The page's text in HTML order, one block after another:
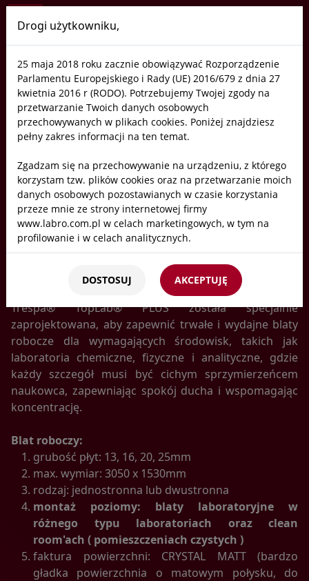
Labro
Trespa® TopLab® PLUS do
laboratoriów, przemysłu i clean
room'ów. Materiał idealny!
Trespa® TopLab®PLUS została specjalnie
zaprojektowana, aby zapewnić trwałe i wydajne blaty
robocze dla wymagających środowisk, takich jak
laboratoria chemiczne, fizyczne i analityczne, gdzie
każdy szczegół musi być cichym sprzymierzeńcem
naukowca, zapewniając spokój ducha i wspomagając
koncentrację. Blaty z TrespaTopLab plus polecamy
wszędzie tam fdzie wymagana jest wysoka jakość,
odpornośc mechaniczna, chemoodporność i czystość
Trespa® TopLab® PLUS została specjalnie
zaprojektowana, aby zapewnić trwałe i wydajne blaty
robocze dla wymagających środowisk, takich jak
laboratoria chemiczne, fizyczne i analityczne, gdzie
każdy szczegół musi być cichym sprzymierzeńcem
naukowca, zapewniając spokój ducha i wspomagając
koncentrację.
Blat roboczy:
grubość płyt: 13, 16, 20, 25mm
max. wymiar: 3050 x 1530mm
rodzaj: jednostronna lub dwustronna
montaż poziomy: blaty laboratoryjne w
różnego typu laboratoriach oraz clean
room'ach ( pomieszczeniach czystych )
faktura powierzchni: CRYSTAL MATT (bardzo
gładka powierzchnia o matowym połysku, do
Drogi użytkowniku,
25 maja 2018 roku zacznie obowiązywać Rozporządzenie
Parlamentu Europejskiego i Rady (UE) 2016/679 z dnia 27
kwietnia 2016 r (RODO). Potrzebujemy Twojej zgody na
przetwarzanie Twoich danych osobowych
przechowywanych w plikach cookies. Poniżej znajdziesz
pełny zakres informacji na ten temat.
Zgadzam się na przechowywanie na urządzeniu, z którego
korzystam tzw. plików cookies oraz na przetwarzanie moich
danych osobowych pozostawianych w czasie korzystania
przeze mnie ze strony internetowej firmy
www.labro.com.pl w celach marketingowych, w tym na
profilowanie i w celach analitycznych.
Kto będzie administratorem Twoich danych?
Administratorami Twoich danych będziemy my: Firma
Labro Technologie sp.z o.o.sp.k. z siedzibą w Krakowie ul.
Czerwone Maki 55/25 NIP 676 247 94 93
O jakich danych mówimy?
Chodzi o dane osobowe, które są zbierane w ramach
korzystania przez Ciebie z naszych usług w tym
zapisywanych w plikach cookies.
Dlaczego chcemy przetwarzać Twoje dane?
prywatności, między innymi aby:
dopasować treści stron i ich tematykę, w tym tematykę
ukazujących się tam materiałów do Twoich
zainteresowań,
dokonywać pomiarów, które pozwalają nam
udoskonalać nasze usługi i sprawić, że będą
maksymalnie odpowiadać Twoim potrzebom,
pokazywać Ci reklamy dopasowane do Twoich potrzeb
i zainteresowań.
DOSTOSUJ AKCEPTUJĘ